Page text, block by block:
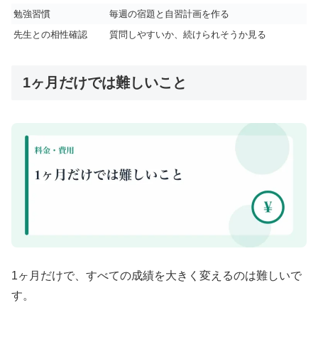
勉強習慣
毎週の宿題と自習計画を作る
先生との相性確認
質問しやすいか、続けられそうか見る
1ヶ月だけでは難しいこと
1ヶ月だけで、すべての成績を大きく変えるのは難しいで
す。